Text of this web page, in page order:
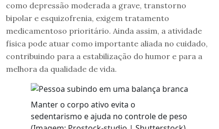
como depressão moderada a grave, transtorno
bipolar e esquizofrenia, exigem tratamento
medicamentoso prioritário. Ainda assim, a atividade
física pode atuar como importante aliada no cuidado,
contribuindo para a estabilização do humor e para a
melhora da qualidade de vida.
Manter o corpo ativo evita o
sedentarismo e ajuda no controle de peso